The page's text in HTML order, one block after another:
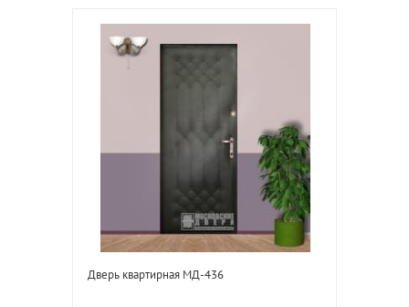
Дверь квартирная МД-436